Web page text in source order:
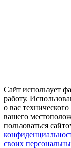
Сайт использует
работу.
о вас
вашего
пользоваться
своих